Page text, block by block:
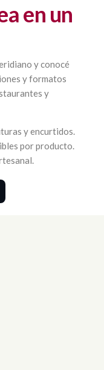
en un
y conocé
y formatos
y
y encurtidos.
por producto.